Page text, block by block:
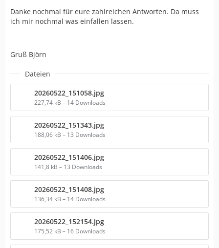
Danke nochmal für eure zahlreichen Antworten. Da muss
ich mir nochmal was einfallen lassen.
Gruß Björn
Dateien
20260522_151058.jpg
227,74 kB – 14 Downloads
20260522_151343.jpg
188,06 kB – 13 Downloads
20260522_151406.jpg
141,8 kB – 13 Downloads
20260522_151408.jpg
136,34 kB – 14 Downloads
20260522_152154.jpg
175,52 kB – 16 Downloads